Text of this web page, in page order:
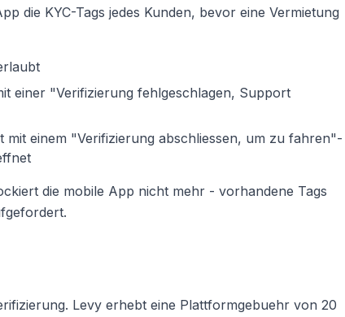
die KYC-Tags jedes Kunden, bevor eine Vermietung
einer "Verifizierung fehlgeschlagen, Support
einem "Verifizierung abschliessen, um zu fahren"-
die mobile App nicht mehr - vorhandene Tags
Levy erhebt eine Plattformgebuehr von 20